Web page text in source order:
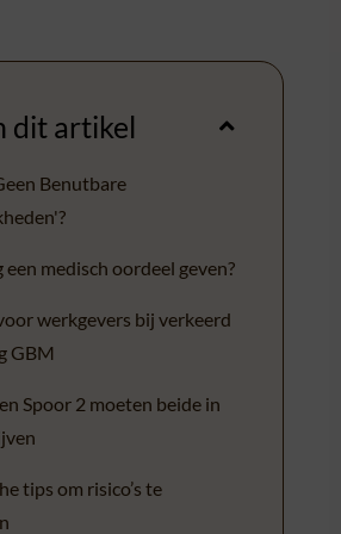
dit artikel
Benutbare
een medisch oordeel geven?
werkgevers bij verkeerd
GBM
Spoor 2 moeten beide in
tips om risico’s te